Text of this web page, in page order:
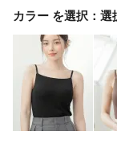
カラー 選